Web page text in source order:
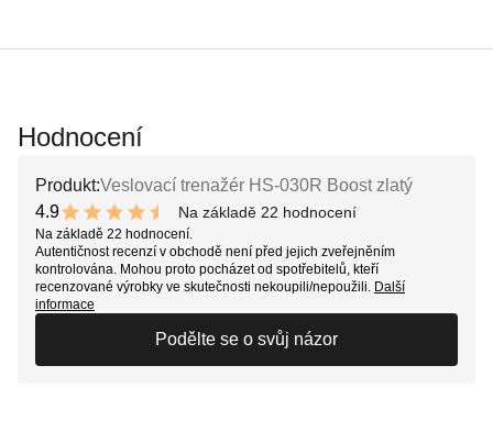
Hodnocení
Produkt:Veslovací trenažér HS-030R Boost zlatý
4.9
9.8 out of 10 stars
Na základě 22 hodnocení
Na základě 22 hodnocení.
Autentičnost recenzí v obchodě není před jejich zveřejněním
kontrolována. Mohou proto pocházet od spotřebitelů, kteří
recenzované výrobky ve skutečnosti nekoupili/nepoužili. Další
informace
Podělte se o svůj názor